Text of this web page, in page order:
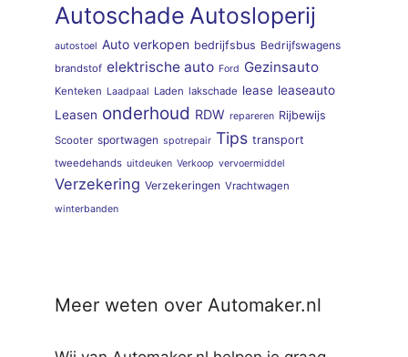
Autoschade Autosloperij
autostoel Auto verkopen bedrijfsbus Bedrijfswagens
brandstof elektrische auto Ford Gezinsauto
Kenteken Laadpaal Laden lakschade lease leaseauto
Leasen onderhoud RDW repareren Rijbewijs
Scooter sportwagen spotrepair Tips transport
tweedehands uitdeuken Verkoop vervoermiddel
Verzekering Verzekeringen Vrachtwagen
winterbanden
Meer weten over Automaker.nl